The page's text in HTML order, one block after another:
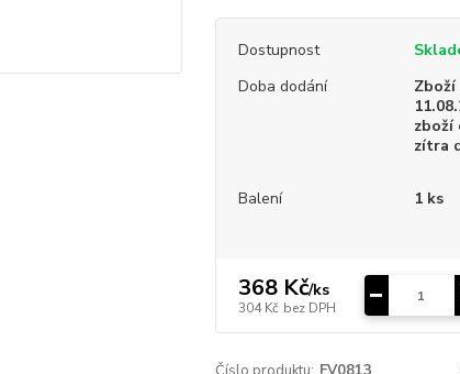
Dostupnost
Doba dodání
Zboží
zboží
zítra
Balení 1 ks
368 Kč/ks
304 Kč bez DPH